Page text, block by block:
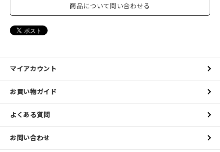
商品について問い合わせる
マイアカウント
お買い物ガイド
よくある質問
お問い合わせ